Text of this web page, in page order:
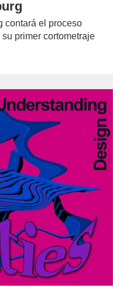
contará el proceso
primer cortometraje